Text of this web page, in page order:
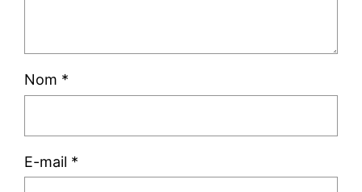
Nom *
E-mail *